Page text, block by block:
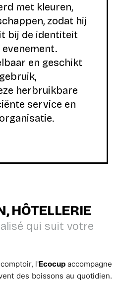
met kleuren,
zodat hij
bij de identiteit
en geschikt
herbruikbare
service en
HÔTELLERIE
qui suit votre
l'Ecocup accompagne
des boissons au quotidien.